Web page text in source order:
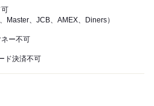
可
、Master、JCB、AMEX、Diners）
ー不可
ド決済不可